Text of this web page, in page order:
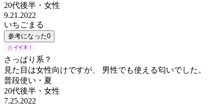
20代後半 ・ 女性
9.21.2022
いちごまる
参考になった0
さっぱり系？
見た目は女性向けですが、 男性でも使える匂いでした。
普段使い・夏
20代後半 ・ 女性
7.25.2022